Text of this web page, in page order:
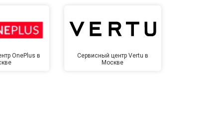
OnePlus в
Сервисный центр Vertu в
Москве